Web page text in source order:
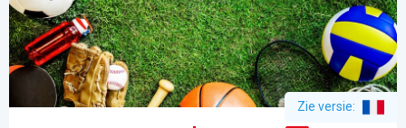
Zie versie: